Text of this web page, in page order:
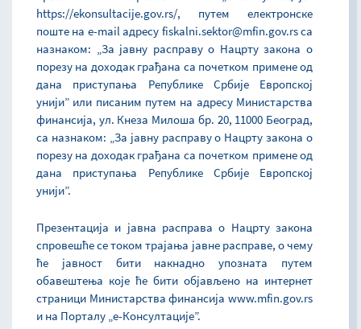
https://ekonsultacije.gov.rs/, путем електронске
поште на e-mail адресу fiskalni.sektor@mfin.gov.rs са
назнаком: „За јавну расправу о Нацрту закона о
порезу на доходак грађана са почетком примене од
дана приступања Републике Србије Европској
унији” или писаним путем на адресу Министарства
финансија, ул. Кнеза Милоша бр. 20, 11000 Београд,
са назнаком: „За јавну расправу о Нацрту закона о
порезу на доходак грађана са почетком примене од
дана приступања Републике Србије Европској
унији”.
Презентација и јавна расправа о Нацрту закона
спровешће се током трајања јавне расправе, о чему
ће јавност бити накнадно упозната путем
обавештења које ће бити објављено на интернет
страници Министарства финансија www.mfin.gov.rs
и на Порталу „е-Консултације”.